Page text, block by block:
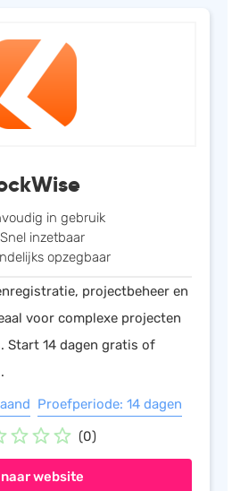
in gebruik
inzetbaar
opzegbaar
projectbeheer en
voor complexe projecten
Start 14 dagen gratis of
Proefperiode: 14 dagen
(0)
naar website